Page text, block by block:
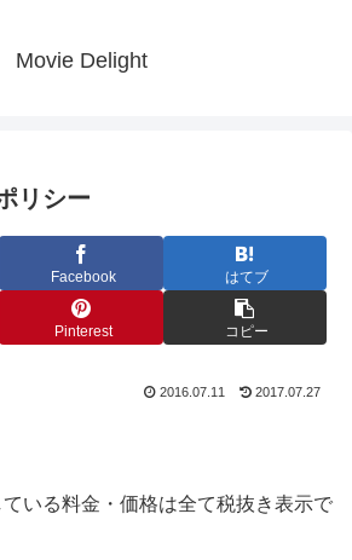
Movie Delight
リシー
Facebook はてブ
Pinterest コピー
2016.07.11 2017.07.27
ている料金・価格は全て税抜き表示で